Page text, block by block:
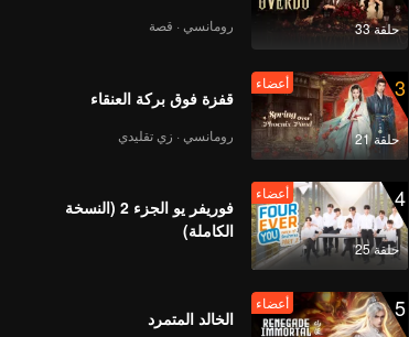
حلقة 33 رومانسي · قصة
3
حلقة 21
أعضاء
قفزة فوق بركة العنقاء
رومانسي · زي تقليدي
4
حلقة 25
أعضاء
فوريفر يو الجزء 2 (النسخة
الكاملة)
5 أعضاء
الخالد المتمرد